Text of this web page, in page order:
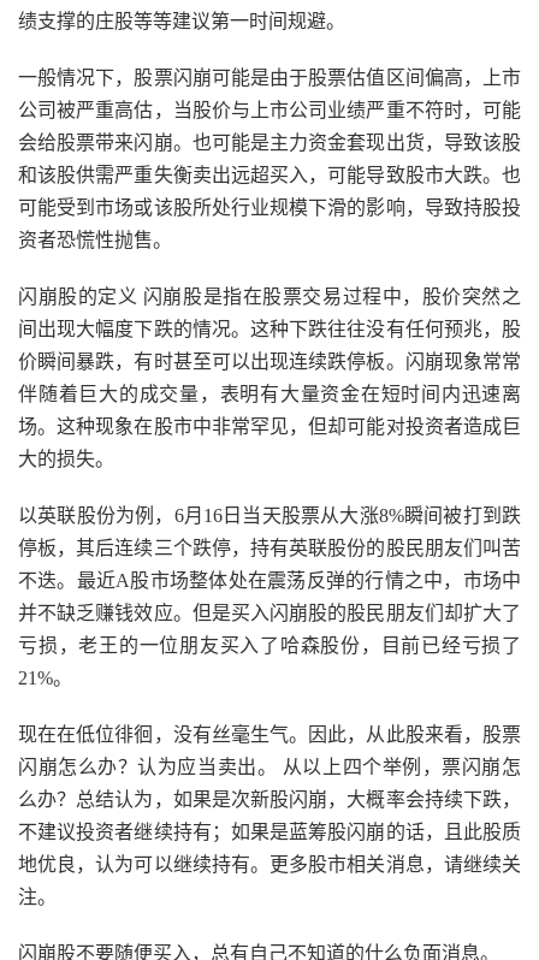
绩支撑的庄股等等建议第一时间规避。
一般情况下，股票闪崩可能是由于股票估值区间偏高，上市
公司被严重高估，当股价与上市公司业绩严重不符时，可能
会给股票带来闪崩。也可能是主力资金套现出货，导致该股
和该股供需严重失衡卖出远超买入，可能导致股市大跌。也
可能受到市场或该股所处行业规模下滑的影响，导致持股投
资者恐慌性抛售。
闪崩股的定义 闪崩股是指在股票交易过程中，股价突然之
间出现大幅度下跌的情况。这种下跌往往没有任何预兆，股
价瞬间暴跌，有时甚至可以出现连续跌停板。闪崩现象常常
伴随着巨大的成交量，表明有大量资金在短时间内迅速离
场。这种现象在股市中非常罕见，但却可能对投资者造成巨
大的损失。
以英联股份为例，6月16日当天股票从大涨8%瞬间被打到跌
停板，其后连续三个跌停，持有英联股份的股民朋友们叫苦
不迭。最近A股市场整体处在震荡反弹的行情之中，市场中
并不缺乏赚钱效应。但是买入闪崩股的股民朋友们却扩大了
亏损，老王的一位朋友买入了哈森股份，目前已经亏损了
21%。
现在在低位徘徊，没有丝毫生气。因此，从此股来看，股票
闪崩怎么办？认为应当卖出。 从以上四个举例，票闪崩怎
么办？总结认为，如果是次新股闪崩，大概率会持续下跌，
不建议投资者继续持有；如果是蓝筹股闪崩的话，且此股质
地优良，认为可以继续持有。更多股市相关消息，请继续关
注。
闪崩股不要随便买入，总有自己不知道的什么负面消息。